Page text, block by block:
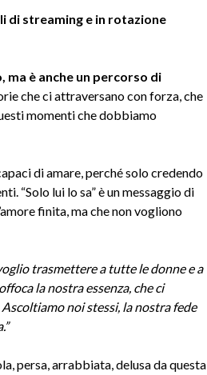
di streaming e in rotazione
ma è anche un percorso di
che ci attraversano con forza, che
momenti che dobbiamo
di amare, perché solo credendo
“Solo lui lo sa” è un messaggio di
finita, ma che non vogliono
trasmettere a tutte le donne e a
la nostra essenza, che ci
noi stessi, la nostra fede
persa, arrabbiata, delusa da questa